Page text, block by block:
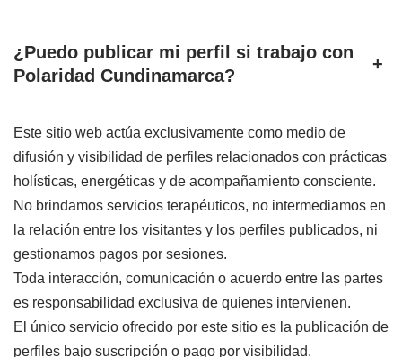
¿Puedo publicar mi perfil si trabajo con
Polaridad Cundinamarca?
+
Este sitio web actúa exclusivamente como medio de
difusión y visibilidad de perfiles relacionados con prácticas
holísticas, energéticas y de acompañamiento consciente.
No brindamos servicios terapéuticos, no intermediamos en
la relación entre los visitantes y los perfiles publicados, ni
gestionamos pagos por sesiones.
Toda interacción, comunicación o acuerdo entre las partes
es responsabilidad exclusiva de quienes intervienen.
El único servicio ofrecido por este sitio es la publicación de
perfiles bajo suscripción o pago por visibilidad.